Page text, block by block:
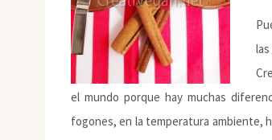
el mundo porque hay muchas
fogones, en la temperatura ambiente,